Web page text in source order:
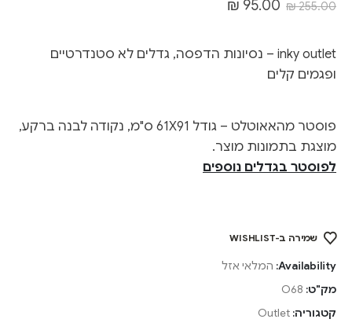
₪255.00
₪ 95.00
inky outlet – נסיונות הדפסה, גדלים לא סטנדרטיים
ופגמים קלים
פוסטר מהאאוטלט – גודל 61X91 ס"מ, נקודה לבנה ברקע,
מוצגת בתמונות מוצר.
לפוסטר בגדלים נוספים
שמירה ב-WISHLIST
Availability: המלאי אזל
מק"ט: O68
קטגוריה: Outlet